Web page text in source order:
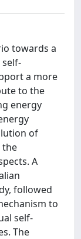
towards a
a more
to the
energy
of
the
A
followed
to
self-
The